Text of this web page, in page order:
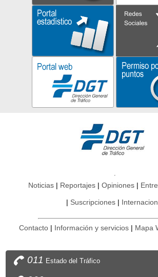
Noticias Reportajes Opiniones
Suscripciones
Contacto Información y servicios Mapa
011 Estado del Tráfico